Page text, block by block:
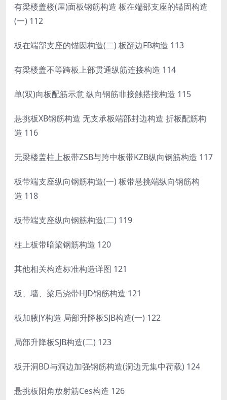
有梁楼盖楼(屋)面板钢筋构造 板在端部支座的锚固构造
(一) 112
板在端部支座的锚囡构造(二) 板翻边FB构造 113
有梁楼盖不等跨板上部贯通纵筋连接构造 114
单(双)向板配筋示意 纵向钢筋非接触搭接构造 115
悬挑板XB钢筋构造 无支承板端部封边构造 折板配筋构
造 116
无梁楼盖柱上板带ZSB与跨中板带KZB纵向钢筋构造 117
板带端支座纵向钢筋构造(一) 板带悬挑端纵向钢筋构
造 118
板带端支座纵向钢筋构造(二) 119
柱上板带暗梁钢筋构造 120
其他相关构造标准构造详图 121
板、墙、梁后浇带HJD钢筋构造 121
板加腋JY构造 局部升降板SJB构造(一) 122
局部升降板SJB构造(二) 123
板开洞BD与洞边加强钢筋构造(洞边无集中荷载) 124
悬挑板阳角放射筋Ces构造 126